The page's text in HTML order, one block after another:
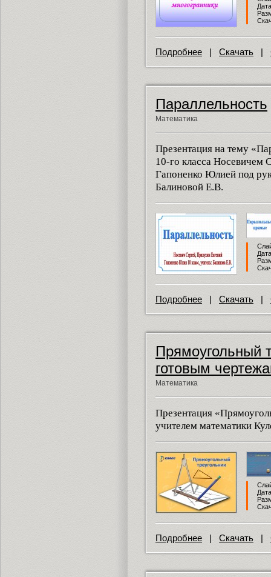
Подробнее | Скачать |
Параллельность
Математика
Презентация на тему
10-го класса Носевичем
Гапоненко Юлией под
Балиновой Е.В.
Подробнее | Скачать |
Прямоугольный
готовым
Математика
Презентация
учителем математики
Подробнее | Скачать |